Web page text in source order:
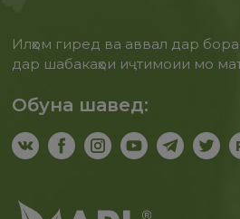
Илҳом гиред ва аввал дар
дар шабакаҳои иҷтимоии мо
Обуна шавед: